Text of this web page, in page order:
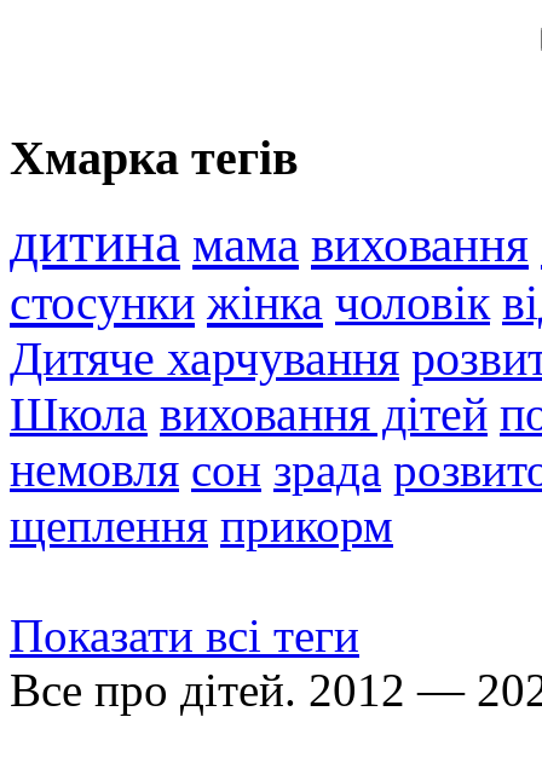
Хмарка тегів
дитина мама виховання
стосунки жінка чоловік
Дитяче харчування
Школа виховання дітей
немовля сон зрада
щеплення прикорм
Показати всі теги
Все про дітей. 2012 —